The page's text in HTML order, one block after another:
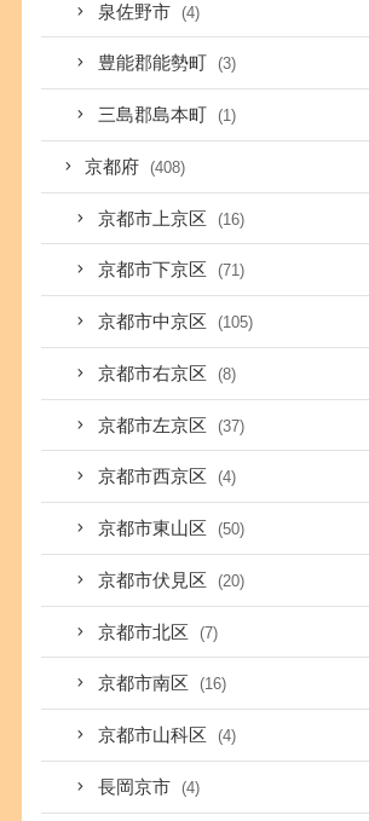
泉佐野市 (4)
豊能郡能勢町 (3)
三島郡島本町 (1)
京都府 (408)
京都市上京区 (16)
京都市下京区 (71)
京都市中京区 (105)
京都市右京区 (8)
京都市左京区 (37)
京都市西京区 (4)
京都市東山区 (50)
京都市伏見区 (20)
京都市北区 (7)
京都市南区 (16)
京都市山科区 (4)
長岡京市 (4)